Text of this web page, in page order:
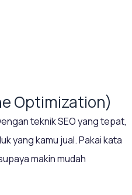
Optimization)
teknik SEO yang tepat,
yang kamu jual. Pakai kata
makin mudah